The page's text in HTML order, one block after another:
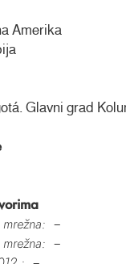
Amerika
Glavni grad
–
–